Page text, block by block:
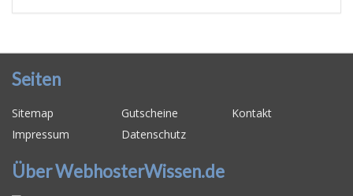
Seiten
Sitemap Gutscheine
Kontakt
Impressum
Datenschutz
Über WebhosterWissen.de